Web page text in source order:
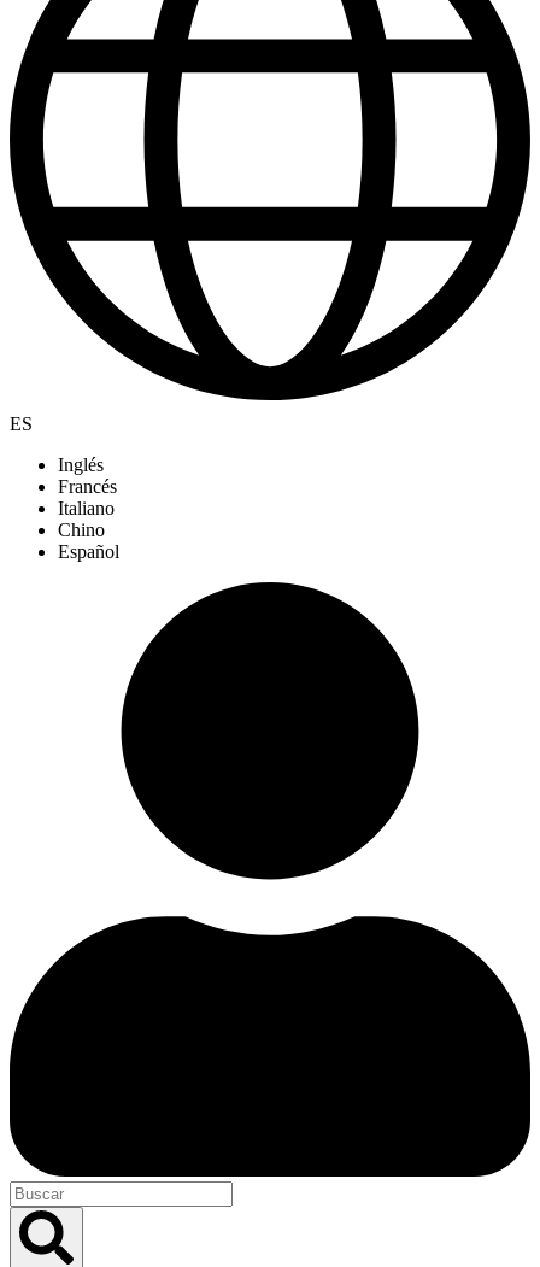
ES
Inglés
Francés
Italiano
Chino
Español